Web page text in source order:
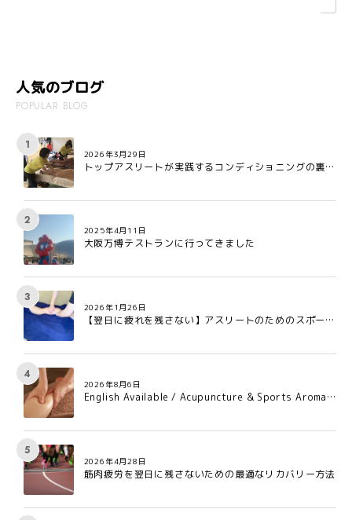
人気のブログ
POPULAR BLOG
2026年3月29日
トップアスリートが実践するコンディショニングの裏側
2025年4月11日
大阪万博テストランに行ってきました
2026年1月26日
【翌日に疲れを残さない】アスリートのためのスポーツ
2026年8月6日
English Available / Acupuncture & Sports Aroma C
2026年4月28日
筋肉疲労を翌日に残さないための最適なリカバリー方法